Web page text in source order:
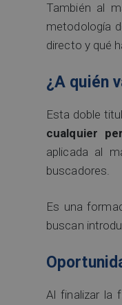
También al
metodología
directo y qué
¿A quién
Esta doble
cualquier
aplicada al
buscadores.
Es una
buscan
Al finalizar la